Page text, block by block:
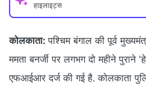
हाइलाइट्स
कोलकाता: पश्चिम बंगाल की पूर्व
ममता बनर्जी पर लगभग दो महीने
एफआईआर दर्ज की गई है. कोलकाता